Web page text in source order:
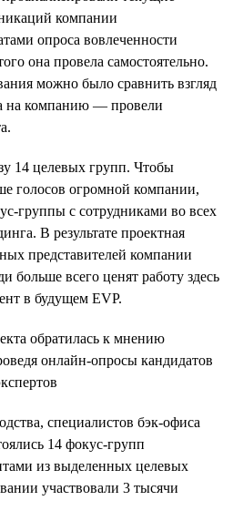
компании
опроса вовлеченности
она провела самостоятельно.
можно было сравнить взгляд
на компанию — провели
14 целевых групп. Чтобы
голосов огромной компании,
группы с сотрудниками во всех
В результате проектная
представителей компании
больше всего ценят работу здесь
в будущем EVP.
обратилась к мнению
онлайн-опросы кандидатов
специалистов бэк-офиса
14 фокус-групп
из выделенных целевых
участвовали 3 тысячи